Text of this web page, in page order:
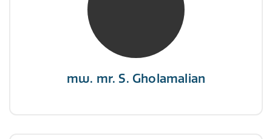
mw. mr. S. Gholamalian
“Als je de richting van de wind niet kunt
veranderen, verander dan de stand van je